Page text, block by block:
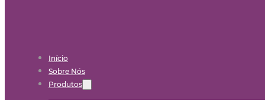
Início
Sobre Nós
Produtos